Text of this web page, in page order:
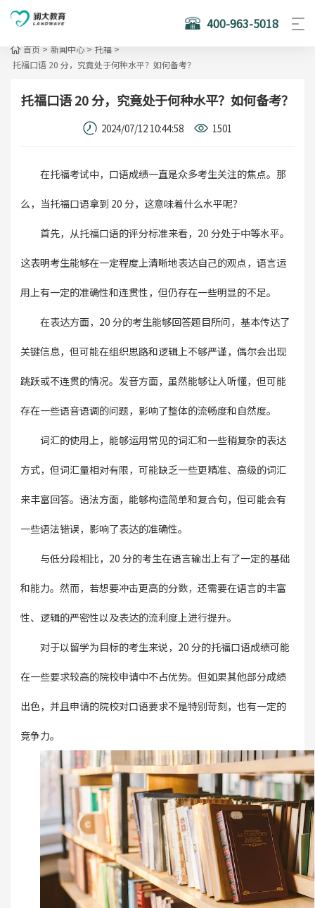
400-963-5018
首页 > 新闻中心 > 托福 >
托福口语 20 分，究竟处于何种水平？如何备考？
托福口语 20 分，究竟处于何种水平？如何备考？
2024/07/12 10:44:58 1501
在托福考试中，口语成绩一直是众多考生关注的焦点。那
么，当托福口语拿到 20 分，这意味着什么水平呢？
首先，从托福口语的评分标准来看，20 分处于中等水平。
这表明考生能够在一定程度上清晰地表达自己的观点，语言运
用上有一定的准确性和连贯性，但仍存在一些明显的不足。
在表达方面，20 分的考生能够回答题目所问，基本传达了
关键信息，但可能在组织思路和逻辑上不够严谨，偶尔会出现
跳跃或不连贯的情况。发音方面，虽然能够让人听懂，但可能
存在一些语音语调的问题，影响了整体的流畅度和自然度。
词汇的使用上，能够运用常见的词汇和一些稍复杂的表达
方式，但词汇量相对有限，可能缺乏一些更精准、高级的词汇
来丰富回答。语法方面，能够构造简单和复合句，但可能会有
一些语法错误，影响了表达的准确性。
与低分段相比，20 分的考生在语言输出上有了一定的基础
和能力。然而，若想要冲击更高的分数，还需要在语言的丰富
性、逻辑的严密性以及表达的流利度上进行提升。
对于以留学为目标的考生来说，20 分的托福口语成绩可能
在一些要求较高的院校申请中不占优势。但如果其他部分成绩
出色，并且申请的院校对口语要求不是特别苛刻，也有一定的
竞争力。